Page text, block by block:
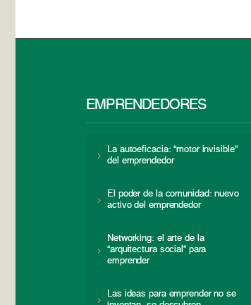
EMPRENDEDORES
La autoeficacia: “motor invisible”
del emprendedor
El poder de la comunidad: nuevo
activo del emprendedor
Networking: el arte de la
“arquitectura social” para
emprender
Las ideas para emprender no se